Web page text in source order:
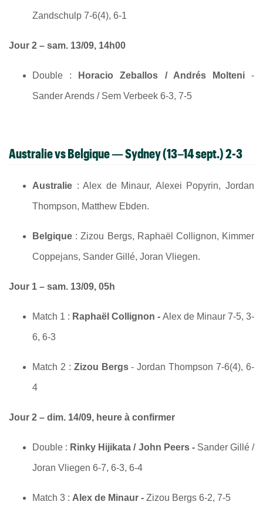
Zandschulp 7-6(4), 6-1
Jour 2 – sam. 13/09, 14h00
Double : Horacio Zeballos / Andrés Molteni-
Sander Arends / Sem Verbeek 6-3, 7-5
Australie vs Belgique— Sydney (13–14 sept.) 2-3
Australie : Alex de Minaur, Alexei Popyrin, Jordan
Thompson, Matthew Ebden.
Belgique : Zizou Bergs, Raphaël Collignon, Kimmer
Coppejans, Sander Gillé, Joran Vliegen.
Jour 1 – sam. 13/09, 05h
Match 1 : Raphaël Collignon - Alex de Minaur 7-5, 3-
6, 6-3
Match 2 : Zizou Bergs- Jordan Thompson 7-6(4), 6-
4
Jour 2 – dim. 14/09, heure à confirmer
Double : Rinky Hijikata / John Peers -Sander Gillé /
Joran Vliegen 6-7, 6-3, 6-4
Match 3 : Alex de Minaur - Zizou Bergs 6-2, 7-5